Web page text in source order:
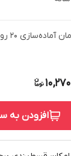
آماده‌سازی 20
افزودن به